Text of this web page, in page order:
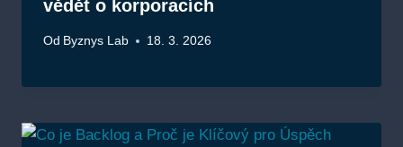
vědět o korporacích
Od Byznys Lab 18. 3. 2026